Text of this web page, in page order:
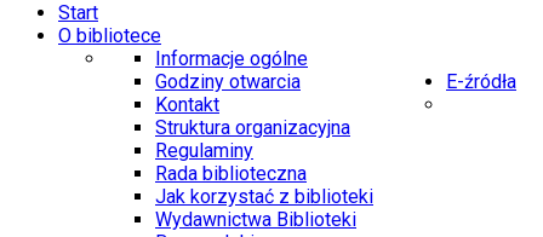
Start
O bibliotece
Informacje ogólne
Godziny otwarcia
Kontakt
Struktura organizacyjna
Regulaminy
Rada biblioteczna
Jak korzystać z biblioteki
Wydawnictwa Biblioteki
E-źródła